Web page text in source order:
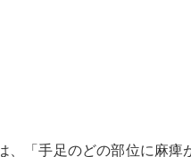
、「手足のどの部位に麻